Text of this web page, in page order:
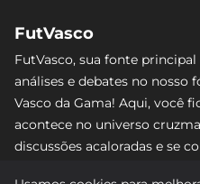
FutVasco
FutVasco, sua fonte
análises e debates no nosso
Vasco da Gama! Aqui, você
acontece no universo
discussões acaloradas e se